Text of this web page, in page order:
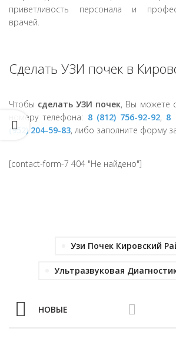
приветливость персонала и
врачей.
Сделать УЗИ почек в
Чтобы сделать УЗИ почек, Вы можете
номеру телефона: 8 (812) 756-92-92, 8
(952) 204-59-83, либо заполните форму
[contact-form-7 404 "Не найдено"]
Узи Почек Кировский
Ультразвуковая
НОВЫЕ